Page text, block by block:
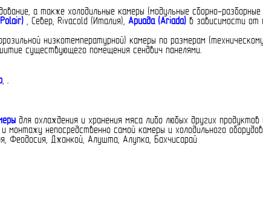
а также холодильные камеры (модульные сборно-
, Север, Rivacold (Италия), Ариада (Ariada) в зависимости от
низкотемпературной) камеры по размерам
существующего помещения сендвич панелями.
, .
для охлаждения и хранения мяса либо любых других
монтажу непосредственно самой камеры и холодильного
Феодосия, Джанкой, Алушта, Алупка, Бахчисарай